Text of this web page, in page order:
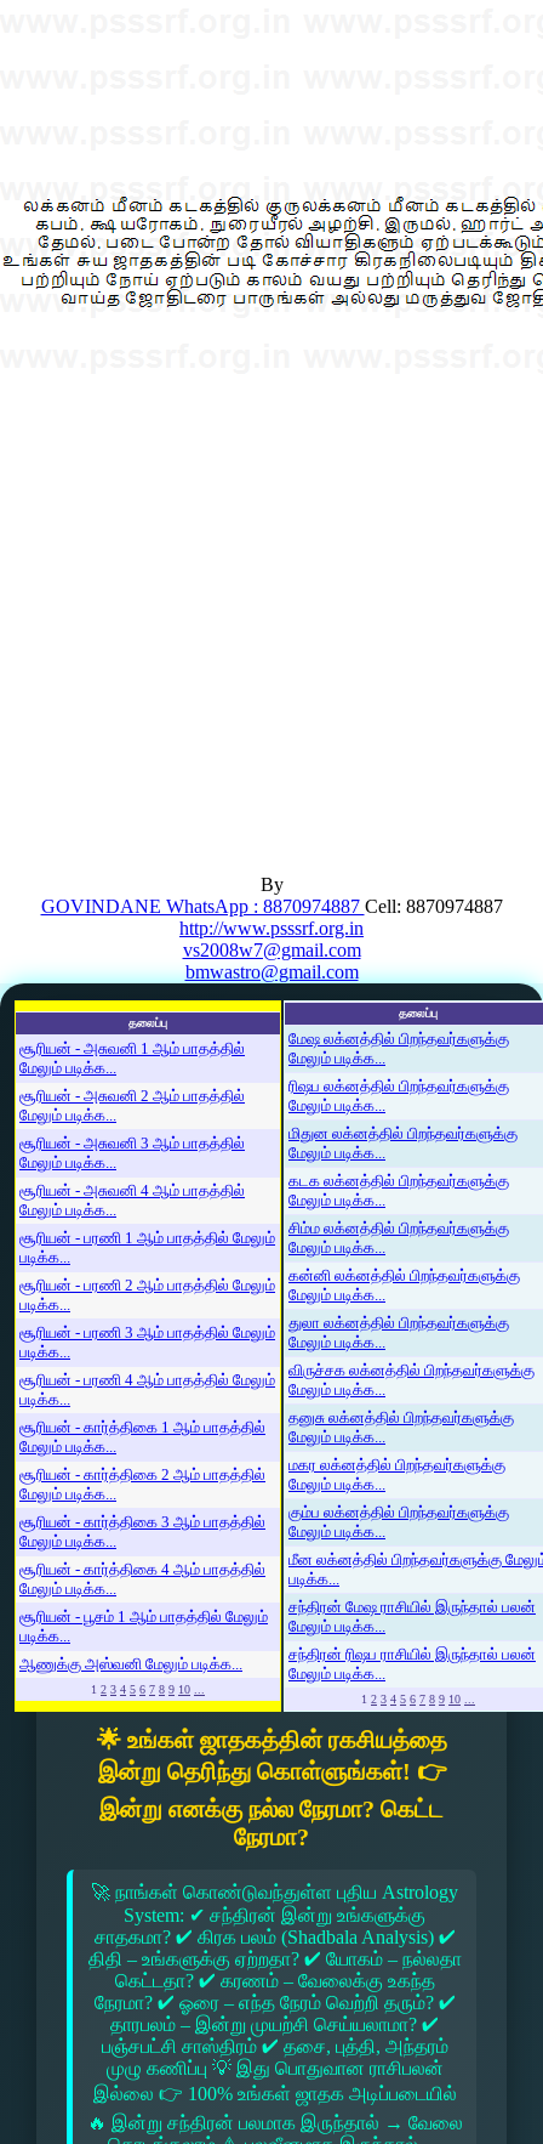
By
GOVINDANE WhatsApp : 8870974887 Cell: 8870974887
http://www.psssrf.org.in
vs2008w7@gmail.com
bmwastro@gmail.com
தலைப்பு
சூரியன் - அசுவனி 1 ஆம் பாதத்தில்
மேலும் படிக்க...
சூரியன் - அசுவனி 2 ஆம் பாதத்தில்
மேலும் படிக்க...
சூரியன் - அசுவனி 3 ஆம் பாதத்தில்
மேலும் படிக்க...
சூரியன் - அசுவனி 4 ஆம் பாதத்தில்
மேலும் படிக்க...
சூரியன் - பரணி 1 ஆம் பாதத்தில் மேலும்
படிக்க...
சூரியன் - பரணி 2 ஆம் பாதத்தில் மேலும்
படிக்க...
சூரியன் - பரணி 3 ஆம் பாதத்தில் மேலும்
படிக்க...
சூரியன் - பரணி 4 ஆம் பாதத்தில் மேலும்
படிக்க...
சூரியன் - கார்த்திகை 1 ஆம் பாதத்தில்
மேலும் படிக்க...
சூரியன் - கார்த்திகை 2 ஆம் பாதத்தில்
மேலும் படிக்க...
சூரியன் - கார்த்திகை 3 ஆம் பாதத்தில்
மேலும் படிக்க...
சூரியன் - கார்த்திகை 4 ஆம் பாதத்தில்
மேலும் படிக்க...
சூரியன் - பூசம் 1 ஆம் பாதத்தில் மேலும்
படிக்க...
ஆணுக்கு அஸ்வனி மேலும் படிக்க...
1 2 3 4 5 6 7 8 9 10 ...
தலைப்பு
மேஷ லக்னத்தில் பிறந்தவர்களுக்கு
மேலும் படிக்க...
ரிஷப லக்னத்தில் பிறந்தவர்களுக்கு
மேலும் படிக்க...
மிதுன லக்னத்தில் பிறந்தவர்களுக்கு
மேலும் படிக்க...
கடக லக்னத்தில் பிறந்தவர்களுக்கு
மேலும் படிக்க...
சிம்ம லக்னத்தில் பிறந்தவர்களுக்கு
மேலும் படிக்க...
கன்னி லக்னத்தில் பிறந்தவர்களுக்கு
மேலும் படிக்க...
துலா லக்னத்தில் பிறந்தவர்களுக்கு
மேலும் படிக்க...
விருச்சக லக்னத்தில் பிறந்தவர்களுக்கு
மேலும் படிக்க...
தனுசு லக்னத்தில் பிறந்தவர்களுக்கு
மேலும் படிக்க...
மகர லக்னத்தில் பிறந்தவர்களுக்கு
மேலும் படிக்க...
கும்ப லக்னத்தில் பிறந்தவர்களுக்கு
மேலும் படிக்க...
மீன லக்னத்தில் பிறந்தவர்களுக்கு
படிக்க...
சந்திரன் மேஷ ராசியில் இருந்தால் பலன்
மேலும் படிக்க...
சந்திரன் ரிஷப ராசியில் இருந்தால் பலன்
மேலும் படிக்க...
1 2 3 4 5 6 7 8 9 10 ...
🌟 உங்கள் ஜாதகத்தின் ரகசியத்தை
இன்று தெரிந்து கொள்ளுங்கள்! 👉
இன்று எனக்கு நல்ல நேரமா? கெட்ட
நேரமா?
🚀 நாங்கள் கொண்டுவந்துள்ள புதிய Astrology
System: ✔ சந்திரன் இன்று உங்களுக்கு
சாதகமா? ✔ கிரக பலம் (Shadbala Analysis) ✔
திதி – உங்களுக்கு ஏற்றதா? ✔ யோகம் – நல்லதா
கெட்டதா? ✔ கரணம் – வேலைக்கு உகந்த
நேரமா? ✔ ஓரை – எந்த நேரம் வெற்றி தரும்? ✔
தாரபலம் – இன்று முயற்சி செய்யலாமா? ✔
பஞ்சபட்சி சாஸ்திரம் ✔ தசை, புத்தி, அந்தரம்
முழு கணிப்பு 💡 இது பொதுவான ராசிபலன்
இல்லை 👉 100% உங்கள் ஜாதக அடிப்படையில்
🔥 இன்று சந்திரன் பலமாக இருந்தால் → வேலை